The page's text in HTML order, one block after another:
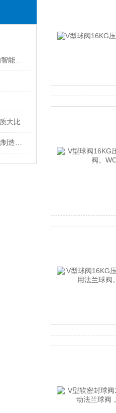
伺服电机调节阀：工业自动化的智能流量指挥官
201、304、304L、316、316L材质大比拼，你选对了吗？
智启新程，创新赋能｜开启智能制造升级路！